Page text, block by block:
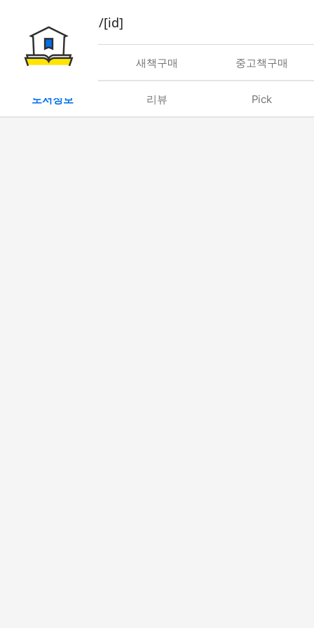
book/rent/[id]
대여 새책구매 중고책구매
도서정보 리뷰 Pick